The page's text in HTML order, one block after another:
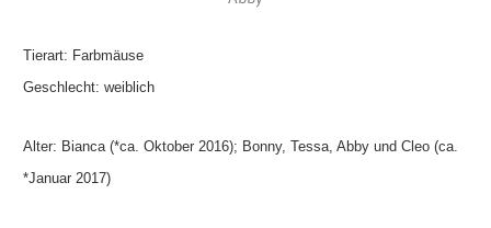
Tierart: Farbmäuse
Geschlecht: weiblich
Alter: Bianca (*ca. Oktober 2016); Bonny, Tessa, Abby und Cleo (ca.
*Januar 2017)